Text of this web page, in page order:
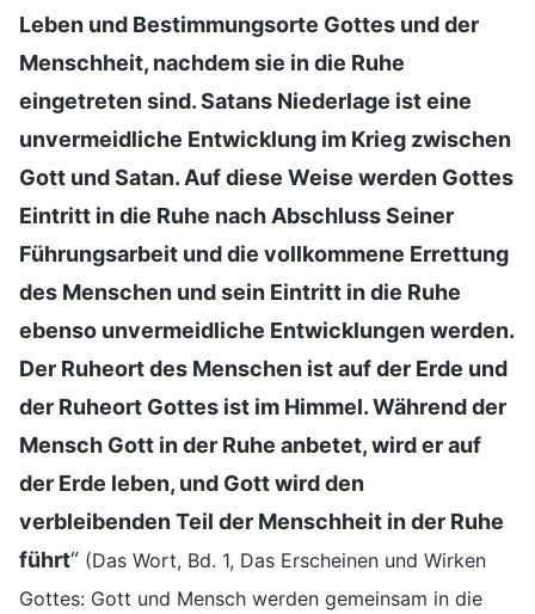
Leben und Bestimmungsorte Gottes und der
Menschheit, nachdem sie in die Ruhe
eingetreten sind. Satans Niederlage ist eine
unvermeidliche Entwicklung im Krieg zwischen
Gott und Satan. Auf diese Weise werden Gottes
Eintritt in die Ruhe nach Abschluss Seiner
Führungsarbeit und die vollkommene Errettung
des Menschen und sein Eintritt in die Ruhe
ebenso unvermeidliche Entwicklungen werden.
Der Ruheort des Menschen ist auf der Erde und
der Ruheort Gottes ist im Himmel. Während der
Mensch Gott in der Ruhe anbetet, wird er auf
der Erde leben, und Gott wird den
verbleibenden Teil der Menschheit in der Ruhe
führt“ (Das Wort, Bd. 1, Das Erscheinen und Wirken
Gottes: Gott und Mensch werden gemeinsam in die